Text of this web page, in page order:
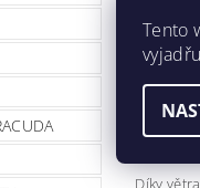
Tropický
Díky
Tento